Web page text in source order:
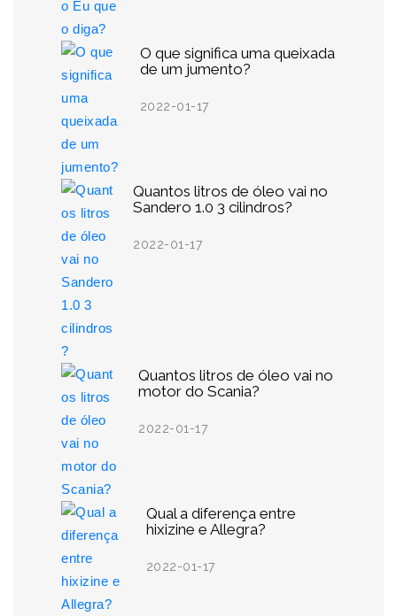
O que significa uma queixada
de um jumento?
2022-01-17
Quantos litros de óleo vai no
Sandero 1.0 3 cilindros?
2022-01-17
Quantos litros de óleo vai no
motor do Scania?
2022-01-17
Qual a diferença entre
hixizine e Allegra?
2022-01-17